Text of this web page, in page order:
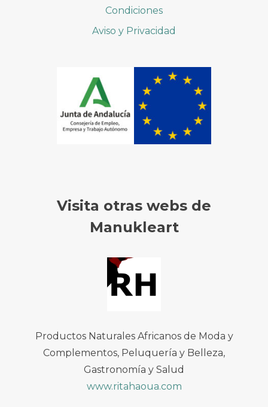
Condiciones
Aviso y Privacidad
Visita otras webs de
Manukleart
Productos Naturales Africanos de Moda y
Complementos, Peluquería y Belleza,
Gastronomía y Salud
www.ritahaoua.com